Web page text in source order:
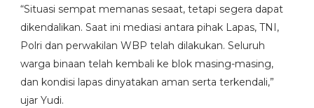
“Situasi sempat memanas sesaat, tetapi segera dapat
dikendalikan. Saat ini mediasi antara pihak Lapas, TNI,
Polri dan perwakilan WBP telah dilakukan. Seluruh
warga binaan telah kembali ke blok masing-masing,
dan kondisi lapas dinyatakan aman serta terkendali,”
ujar Yudi.